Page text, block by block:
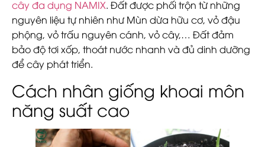
cây đa dụng NAMIX. Đất được phối trộn từ những
nguyên liệu tự nhiên như Mùn dừa hữu cơ, vỏ đậu
phộng, vỏ trấu nguyên cánh, vỏ cây,… Đất đảm
bảo độ tơi xốp, thoát nước nhanh và đủ dinh dưỡng
để cây phát triển.
Cách nhân giống khoai môn
năng suất cao